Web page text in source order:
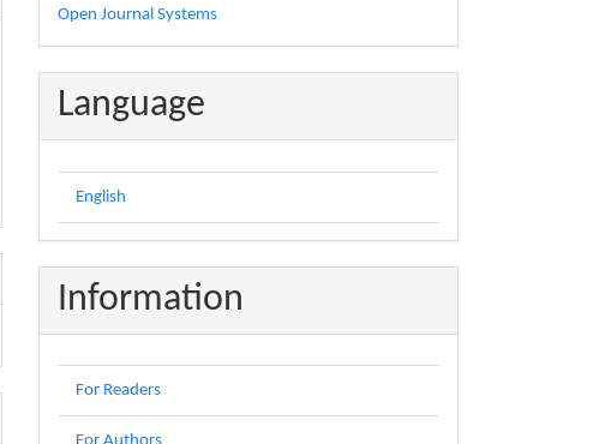
By
Open Journal Systems
Language
English
Information
For Readers